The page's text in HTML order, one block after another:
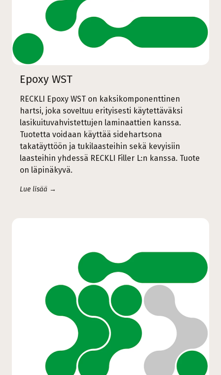
Epoxy WST
RECKLI Epoxy WST on kaksikomponenttinen
hartsi, joka soveltuu erityisesti käytettäväksi
lasikuituvahvistettujen laminaattien kanssa.
Tuotetta voidaan käyttää sidehartsona
takatäyttöön ja tukilaasteihin sekä kevyisiin
laasteihin yhdessä RECKLI Filler L:n kanssa. Tuote
on läpinäkyvä.
Lue lisää →